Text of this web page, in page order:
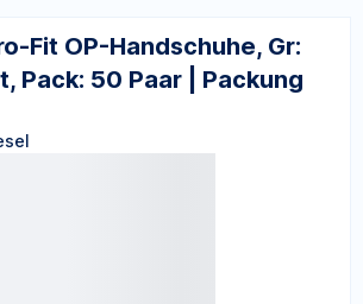
Fit OP-Handschuhe, Gr:
Pack: 50 Paar | Packung